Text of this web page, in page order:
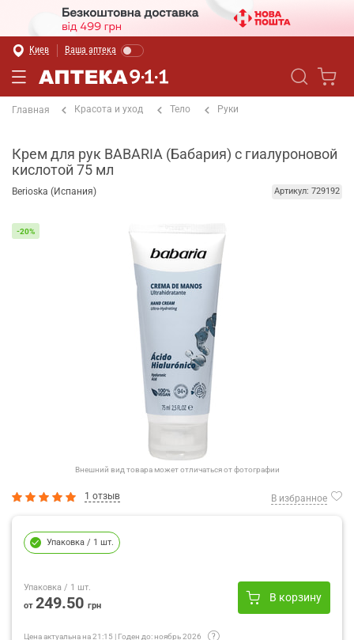
Киев Ваша аптека
Главная Красота и уход Тело Руки
Крем для рук BABARIA (Бабария) с гиалуроновой
кислотой 75 мл
Berioska (Испания) Артикул: 729192
-20%
Внешний вид товара может отличаться от фотографии
1 отзыв В избранное
Упаковка / 1 шт.
Упаковка / 1 шт.
от 249.50 грн
В корзину
Цена актуальна на21:15 | Годен до:ноябрь 2026